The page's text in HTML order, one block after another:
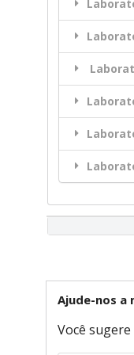
Ajude-nos a
Você